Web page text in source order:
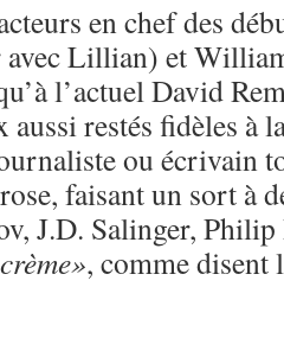
en chef des
Lillian) et
l’actuel David
aussi restés fidèles à
ou écrivain
faisant un sort à
J.D. Salinger,
, comme disent